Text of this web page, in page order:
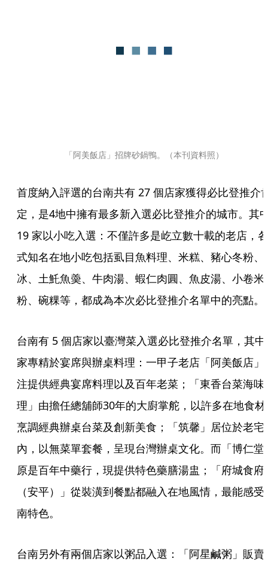
「阿美飯店」招牌砂鍋鴨。（本刊資料照）
首度納入評選的台南共有 27 個店家獲得必比登推介
定，是4地中擁有最多新入選必比登推介的城市。其
19 家以小吃入選：不僅許多是屹立數十載的老店，各
式知名在地小吃包括虱目魚料理、米糕、豬心冬粉、
冰、土魠魚羮、牛肉湯、蝦仁肉圓、魚皮湯、小卷米
粉、碗粿等，都成為本次必比登推介名單中的亮點。
台南有 5 個店家以臺灣菜入選必比登推介名單，其
家專精於宴席與辦桌料理：一甲子老店「阿美飯店」
注提供經典宴席料理以及百年老菜；「東香台菜海味
理」由擔任總舖師30年的大廚掌舵，以許多在地食材
烹調經典辦桌台菜及創新美食；「筑馨」居位於老宅
內，以無菜單套餐，呈現台灣辦桌文化。而「博仁堂
原是百年中藥行，現提供特色藥膳湯盅；「府城食府
（安平）」從裝潢到餐點都融入在地風情，最能感受
南特色。
台南另外有兩個店家以粥品入選：「阿星鹹粥」販賣